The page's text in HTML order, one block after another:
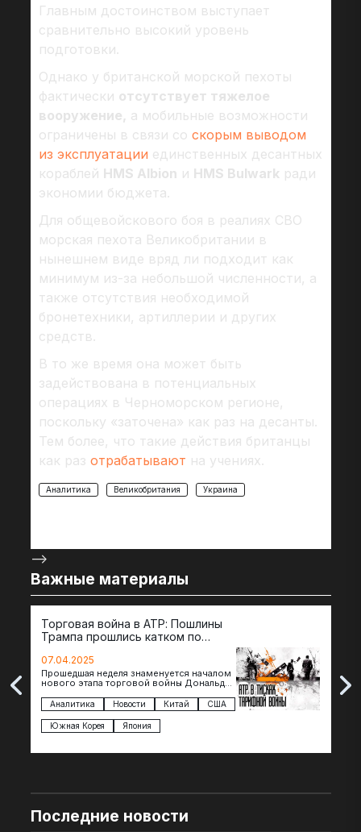
Главным достоинством выступает
сравнительно высокий уровень
подготовки.
Однако у британской морской пехоты
фактически отсутствует тяжелое
вооружение, а мобильные возможности
ограничены в связи со скорым выводом
из эксплуатации единственных десантных
кораблей HMS Albion и HMS Bulwark ради
экономии бюджета.
Для общевойскового боя в реалиях СВО
морская пехота Великобритании в
нынешнем виде вряд ли подходит как
минимум из-за небольшой численности, а
также отсутствия необходимой
бронетехники, артиллерии и других
средств.
В то же время она может быть
задействована в потенциальных
операциях в Черноморском регионе,
поскольку «заточена» как раз на десанты.
Тем более, что такие действия британцы
как раз отрабатывают на учениях.
Аналитика Великобритания Украина
-->
Важные материалы
Торговая война в АТР: Пошлины
Трампа прошлись катком по
07.04.2025
Прошедшая неделя знаменуется началом
нового этапа торговой войны Дональда
импорта из более 100 стран…
Аналитика Новости Китай США
Южная Корея Япония
The
Последние новости